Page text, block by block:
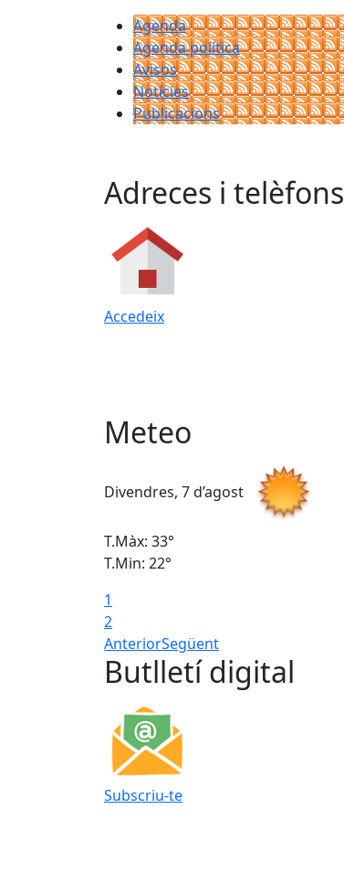
Agenda
Agenda política
Avisos
Notícies
Publicacions
Adreces i telèfons
Accedeix
Meteo
Divendres, 7 d’agost
T.Màx: 33°
T.Min: 22°
1
2
AnteriorSegüent
Butlletí digital
Subscriu-te